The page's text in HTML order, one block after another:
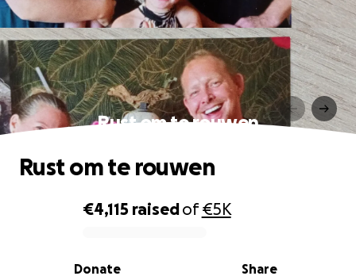
Rust om te rouwen
0% complete
€4,115 raisedof€5K
Share
Donate
Rust om te rouwen